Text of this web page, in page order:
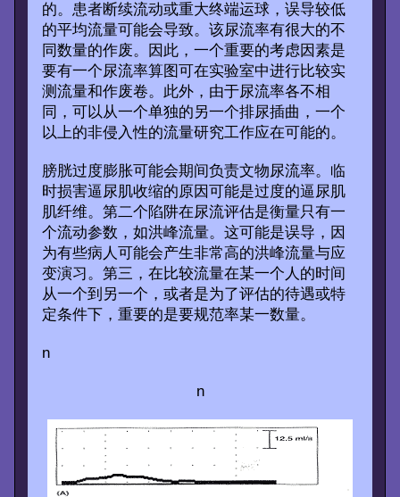
的。患者断续流动或重大终端运球，误导较低
的平均流量可能会导致。该尿流率有很大的不
同数量的作废。因此，一个重要的考虑因素是
要有一个尿流率算图可在实验室中进行比较实
测流量和作废卷。此外，由于尿流率各不相
同，可以从一个单独的另一个排尿插曲，一个
以上的非侵入性的流量研究工作应在可能的。
膀胱过度膨胀可能会期间负责文物尿流率。临
时损害逼尿肌收缩的原因可能是过度的逼尿肌
肌纤维。第二个陷阱在尿流评估是衡量只有一
个流动参数，如洪峰流量。这可能是误导，因
为有些病人可能会产生非常高的洪峰流量与应
变演习。第三，在比较流量在某一个人的时间
从一个到另一个，或者是为了评估的待遇或特
定条件下，重要的是要规范率某一数量。
n
n